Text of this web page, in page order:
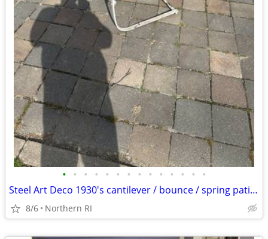
• • • • • • • • • • • • • •
Steel Art Deco 1930's cantilever / bounce / spring patio rocker A427
8/6 Northern RI